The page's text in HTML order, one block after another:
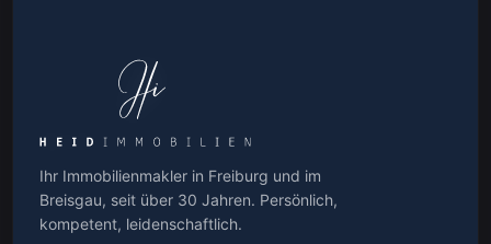
Ihr Immobilienmakler in Freiburg und im
Breisgau, seit über 30 Jahren. Persönlich,
kompetent, leidenschaftlich.